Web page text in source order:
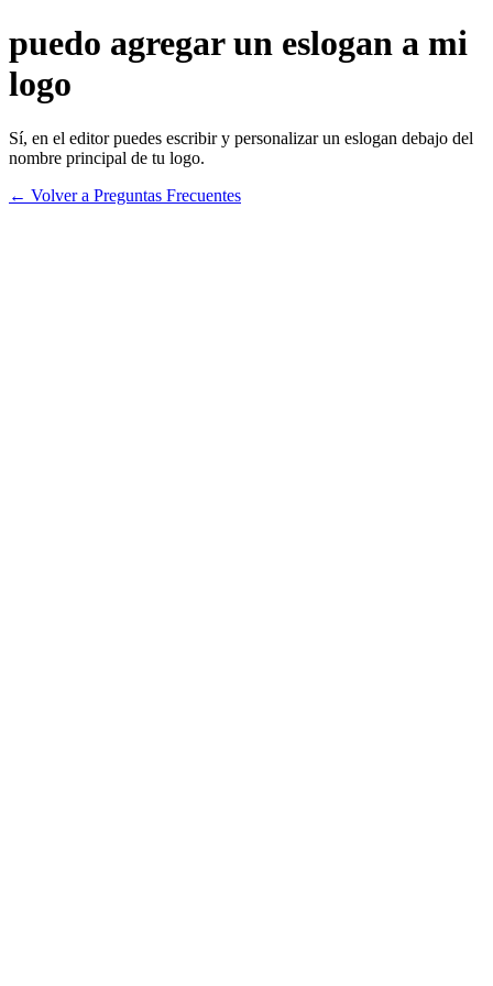
puedo agregar un eslogan a mi
logo
Sí, en el editor puedes escribir y personalizar un eslogan debajo del
nombre principal de tu logo.
← Volver a Preguntas Frecuentes